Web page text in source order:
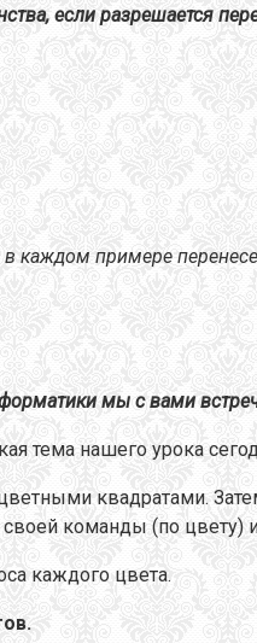
если разрешается
каждом примере
мы с вами
тема нашего урока
квадратами.
команды (по цвету)
каждого цвета.